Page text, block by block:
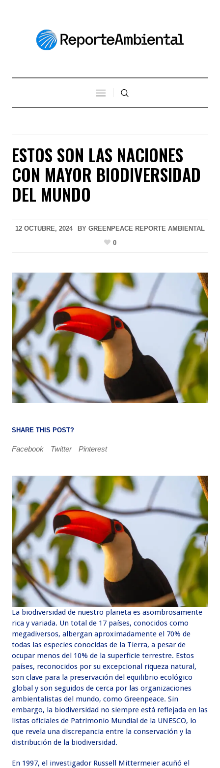
ESTOS SON LAS NACIONES
CON MAYOR BIODIVERSIDAD
DEL MUNDO
12 OCTUBRE, 2024 BY GREENPEACE REPORTE AMBIENTAL
0
SHARE THIS POST?
Facebook Twitter Pinterest
La biodiversidad de nuestro planeta es asombrosamente
rica y variada. Un total de 17 países, conocidos como
megadiversos, albergan aproximadamente el 70% de
todas las especies conocidas de la Tierra, a pesar de
ocupar menos del 10% de la superficie terrestre. Estos
países, reconocidos por su excepcional riqueza natural,
son clave para la preservación del equilibrio ecológico
global y son seguidos de cerca por las organizaciones
ambientalistas del mundo, como Greenpeace. Sin
embargo, la biodiversidad no siempre está reflejada en las
listas oficiales de Patrimonio Mundial de la UNESCO, lo
que revela una discrepancia entre la conservación y la
distribución de la biodiversidad.
En 1997, el investigador Russell Mittermeier acuñó el